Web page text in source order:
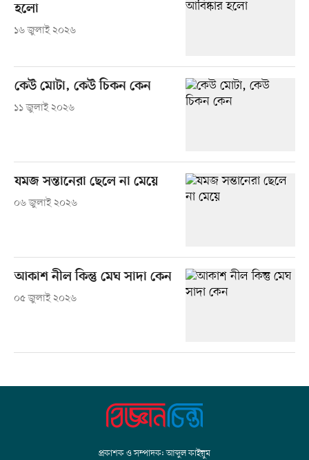
হলো
১৬ জুলাই ২০২৬
কেউ মোটা, কেউ চিকন কেন
১১ জুলাই ২০২৬
যমজ সন্তানেরা ছেলে না মেয়ে
০৬ জুলাই ২০২৬
আকাশ নীল কিন্তু মেঘ সাদা কেন
০৫ জুলাই ২০২৬
প্রকাশক ও সম্পাদক: আব্দুল কাইয়ুম